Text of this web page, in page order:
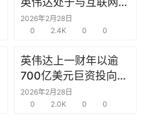
沫时期思科同样的“危
险境地”
2026年2月28日
0
2.4K 0 0
英伟达上一财年以逾
700亿美元巨资投向合
作方，竭力巩固AI芯片
需求
2026年2月28日
0
2.0K 0 0